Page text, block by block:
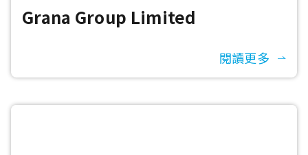
Grana Group Limited
閱讀更多